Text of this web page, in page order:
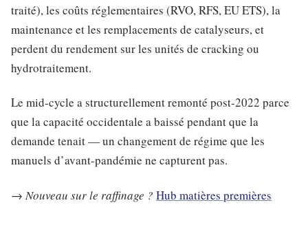
traité), les coûts réglementaires (RVO, RFS, EU ETS), la
maintenance et les remplacements de catalyseurs, et
perdent du rendement sur les unités de cracking ou
hydrotraitement.
Le mid-cycle a structurellement remonté post-2022 parce
que la capacité occidentale a baissé pendant que la
demande tenait — un changement de régime que les
manuels d’avant-pandémie ne capturent pas.
→ Nouveau sur le raffinage ? Hub matières premières